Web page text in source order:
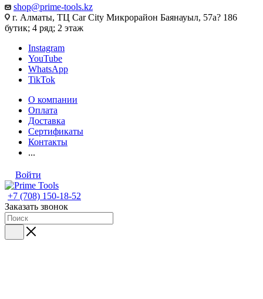
shop@prime-tools.kz
г. Алматы, ТЦ Car City​ ​Микрорайон Баянауыл, 57а? ​186
бутик; 4 ряд; 2 этаж
Instagram
YouTube
WhatsApp
TikTok
О компании
Оплата
Доставка
Сертификаты
Контакты
...
Войти
+7 (708) 150-18-52
Заказать звонок